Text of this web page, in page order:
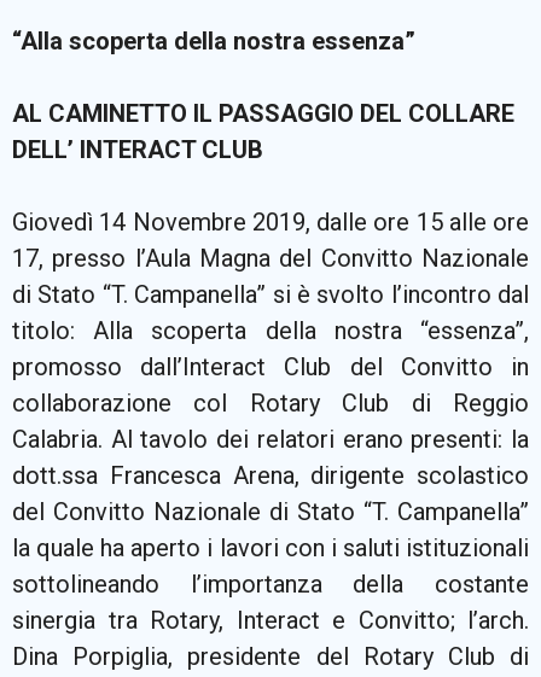
“Alla scoperta della nostra essenza”
AL CAMINETTO IL PASSAGGIO DEL COLLARE
DELL’ INTERACT CLUB
Giovedì 14 Novembre 2019, dalle ore 15 alle ore
17, presso l’Aula Magna del Convitto Nazionale
di Stato “T. Campanella” si è svolto l’incontro dal
titolo: Alla scoperta della nostra “essenza”,
promosso dall’Interact Club del Convitto in
collaborazione col Rotary Club di Reggio
Calabria. Al tavolo dei relatori erano presenti: la
dott.ssa Francesca Arena, dirigente scolastico
del Convitto Nazionale di Stato “T. Campanella”
la quale ha aperto i lavori con i saluti istituzionali
sottolineando l’importanza della costante
sinergia tra Rotary, Interact e Convitto; l’arch.
Dina Porpiglia, presidente del Rotary Club di